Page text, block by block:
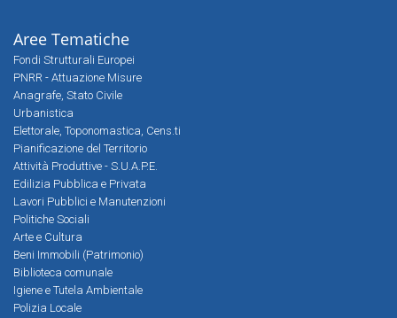
Aree Tematiche
Fondi Strutturali Europei
PNRR - Attuazione Misure
Anagrafe, Stato Civile
Urbanistica
Elettorale, Toponomastica, Cens.ti
Pianificazione del Territorio
Attività Produttive - S.U.A.P.E.
Edilizia Pubblica e Privata
Lavori Pubblici e Manutenzioni
Politiche Sociali
Arte e Cultura
Beni Immobili (Patrimonio)
Biblioteca comunale
Igiene e Tutela Ambientale
Polizia Locale